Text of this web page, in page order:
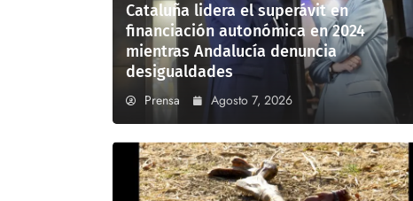
Cataluña lidera el superávit en
financiación autonómica en 2024
mientras Andalucía denuncia
desigualdades
Prensa Agosto 7, 2026